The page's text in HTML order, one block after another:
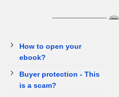
How to open your
ebook?
Buyer protection - This
is a scam?